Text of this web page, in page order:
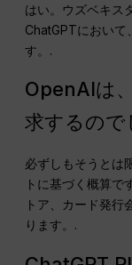
はい。ウズベキス
ChatGPTにおいて
す。.
OpenAIは
求するので
必ずしもそうとは
トに基づく概算で
トア、カード発行
ります。.